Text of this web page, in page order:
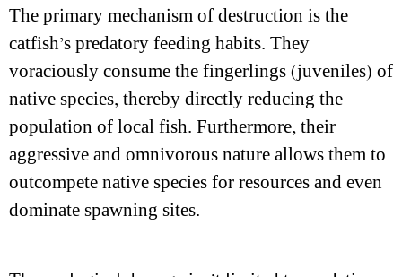
The primary mechanism of destruction is the
catfish’s predatory feeding habits. They
voraciously consume the fingerlings (juveniles) of
native species, thereby directly reducing the
population of local fish. Furthermore, their
aggressive and omnivorous nature allows them to
outcompete native species for resources and even
dominate spawning sites.